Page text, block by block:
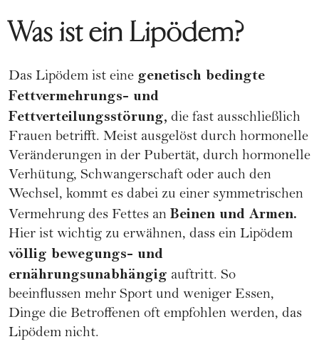
Was ist ein Lipödem?
Das Lipödem ist eine genetisch bedingte
Fettvermehrungs- und
Fettverteilungsstörung, die fast ausschließlich
Frauen betrifft. Meist ausgelöst durch hormonelle
Veränderungen in der Pubertät, durch hormonelle
Verhütung, Schwangerschaft oder auch den
Wechsel, kommt es dabei zu einer symmetrischen
Vermehrung des Fettes an Beinen und Armen.
Hier ist wichtig zu erwähnen, dass ein Lipödem
völlig bewegungs- und
ernährungsunabhängig auftritt. So
beeinflussen mehr Sport und weniger Essen,
Dinge die Betroffenen oft empfohlen werden, das
Lipödem nicht.